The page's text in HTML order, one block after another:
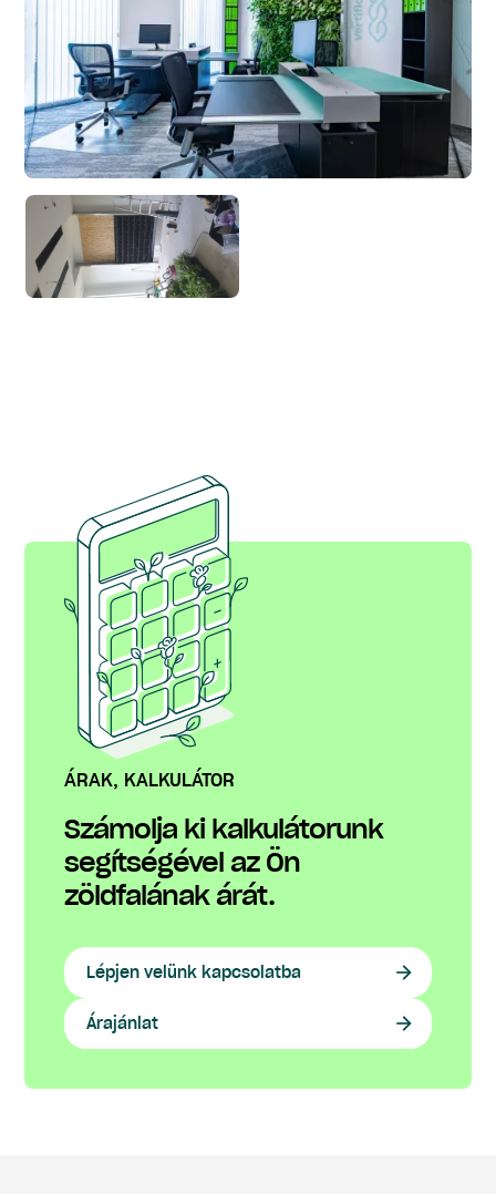
ÁRAK, KALKULÁTOR
Számolja ki kalkulátorunk
segítségével az Ön
zöldfalának árát.
Lépjen velünk kapcsolatba
Árajánlat